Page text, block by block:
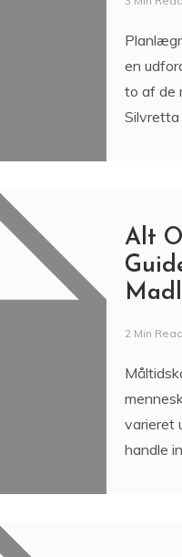
en
to af de
Alt
2 Min
varieret
handle